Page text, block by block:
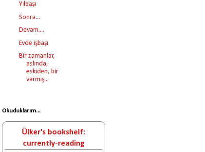
Yılbaşı
Sonra...
Devam....
Evde işbaşı
Bir zamanlar,
aslında,
eskiden, bir
varmış...
Okuduklarım...
Ülker's bookshelf:
currently-reading